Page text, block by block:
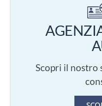
Scopri il nostro